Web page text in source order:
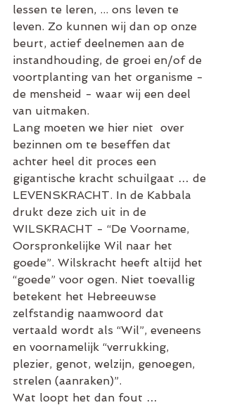
lessen te leren, ... ons leven te
leven. Zo kunnen wij dan op onze
beurt, actief deelnemen aan de
instandhouding, de groei en/of de
voortplanting van het organisme -
de mensheid - waar wij een deel
van uitmaken.
Lang moeten we hier niet  over
bezinnen om te beseffen dat
achter heel dit proces een
gigantische kracht schuilgaat … de
LEVENSKRACHT. In de Kabbala
drukt deze zich uit in de
WILSKRACHT - “De Voorname,
Oorspronkelijke Wil naar het
goede”. Wilskracht heeft altijd het
“goede” voor ogen. Niet toevallig
betekent het Hebreeuwse
zelfstandig naamwoord dat
vertaald wordt als “Wil”, eveneens
en voornamelijk “verrukking,
plezier, genot, welzijn, genoegen,
strelen (aanraken)”.
Wat loopt het dan fout …